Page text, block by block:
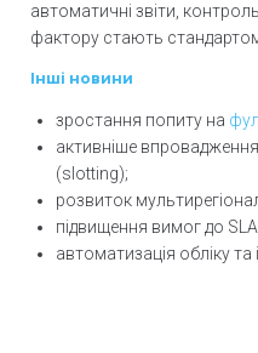
автоматичні звіти,
фактору стають
Інші новини
зростання попиту на
активніше
(slotting);
розвиток
підвищення вимог до SLA
автоматизація обліку та